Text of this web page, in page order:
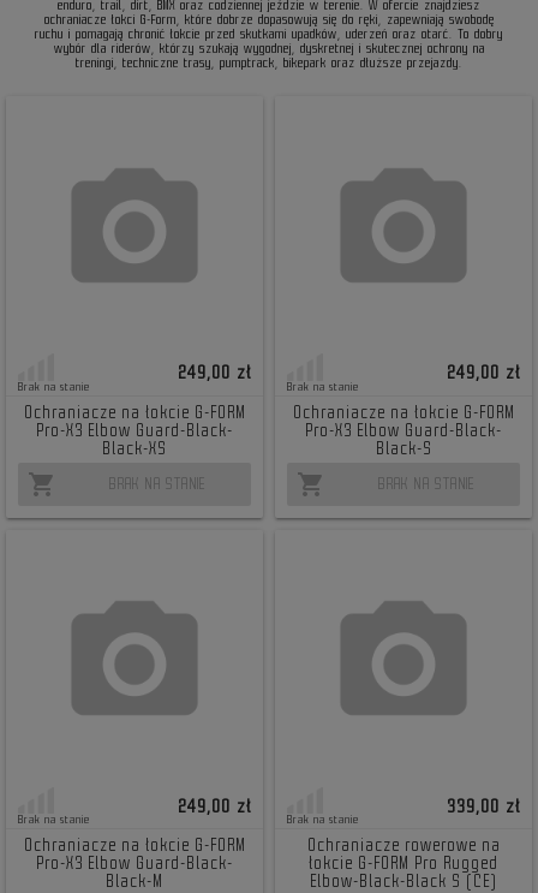
enduro, trail, dirt, BMX oraz codziennej jeździe w terenie. W ofercie znajdziesz
ochraniacze łokci G-Form, które dobrze dopasowują się do ręki, zapewniają swobodę
ruchu i pomagają chronić łokcie przed skutkami upadków, uderzeń oraz otarć. To dobry
wybór dla riderów, którzy szukają wygodnej, dyskretnej i skutecznej ochrony na
treningi, techniczne trasy, pumptrack, bikepark oraz dłuższe przejazdy.
Brak na stanie
249,00 zł
Ochraniacze na łokcie G-FORM
Pro-X3 Elbow Guard-Black-
Black-XS
shopping_cart BRAK NA STANIE
Brak na stanie
249,00 zł
Ochraniacze na łokcie G-FORM
Pro-X3 Elbow Guard-Black-
Black-S
shopping_cart BRAK NA STANIE
Brak na stanie
249,00 zł
Ochraniacze na łokcie G-FORM
Pro-X3 Elbow Guard-Black-
Black-M
Brak na stanie
339,00 zł
Ochraniacze rowerowe na
łokcie G-FORM Pro Rugged
Elbow-Black-Black S (CE)